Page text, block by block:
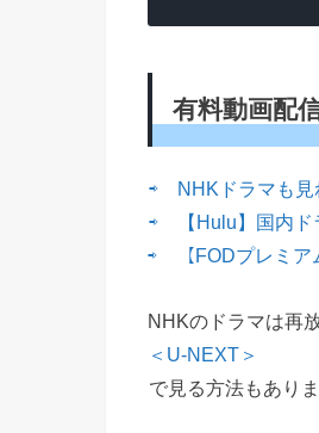
有料動画配
⇨ NHKドラマも見
⇨ 【Hulu】国内ド
⇨ 【FODプレミア
NHKのドラマは再
＜U-NEXT＞
で見る方法もありま